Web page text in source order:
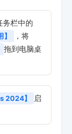
务栏中的
】 ，将
拖到电脑桌
2024】
启